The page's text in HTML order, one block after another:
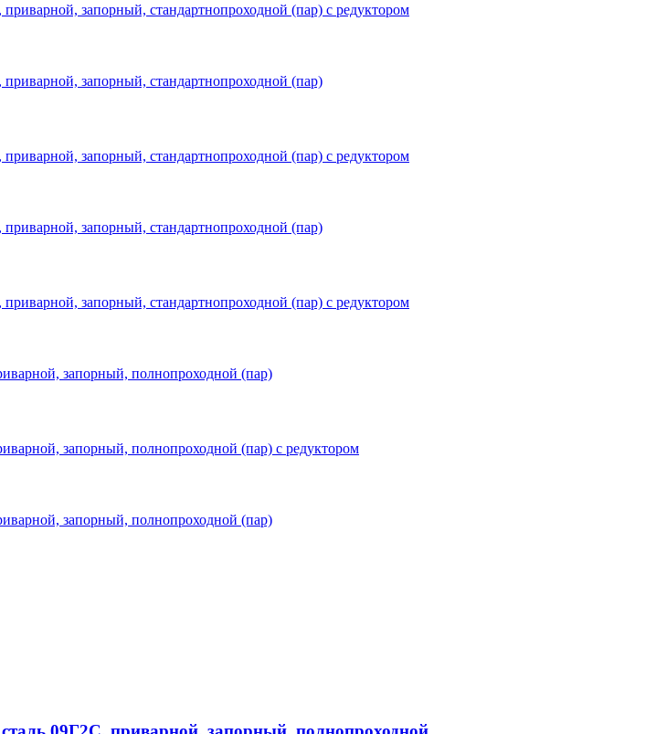
запорный, стандартнопроходной (пар) с редуктором
запорный, стандартнопроходной (пар)
запорный, стандартнопроходной (пар) с редуктором
запорный, стандартнопроходной (пар)
запорный, стандартнопроходной (пар) с редуктором
запорный, полнопроходной (пар)
запорный, полнопроходной (пар) с редуктором
запорный, полнопроходной (пар)